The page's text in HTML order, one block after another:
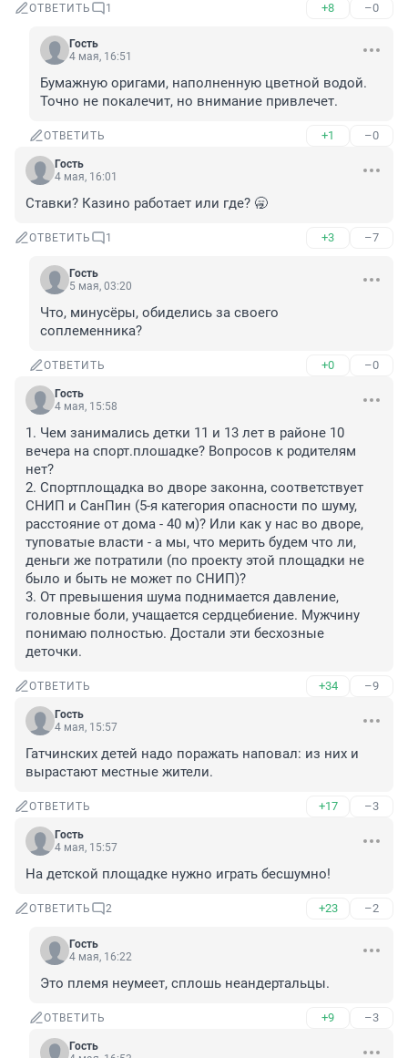
ОТВЕТИТЬ 1 +8 –0
Гость
4 мая, 16:51
Бумажную оригами, наполненную цветной водой.
Точно не покалечит, но внимание привлечет.
ОТВЕТИТЬ +1 –0
Гость
4 мая, 16:01
Ставки? Казино работает или где? 🥱
ОТВЕТИТЬ 1 +3 –7
Гость
5 мая, 03:20
Что, минусёры, обиделись за своего
соплеменника?
ОТВЕТИТЬ +0 –0
Гость
4 мая, 15:58
1. Чем занимались детки 11 и 13 лет в районе 10
вечера на спорт.плошадке? Вопросов к родителям
нет?
2. Спортплощадка во дворе законна, соответствует
СНИП и СанПин (5-я категория опасности по шуму,
расстояние от дома - 40 м)? Или как у нас во дворе,
туповатые власти - а мы, что мерить будем что ли,
деньги же потратили (по проекту этой площадки не
было и быть не может по СНИП)?
3. От превышения шума поднимается давление,
головные боли, учащается сердцебиение. Мужчину
понимаю полностью. Достали эти бесхозные
деточки.
ОТВЕТИТЬ +34 –9
Гость
4 мая, 15:57
Гатчинских детей надо поражать наповал: из них и
вырастают местные жители.
ОТВЕТИТЬ +17 –3
Гость
4 мая, 15:57
На детской площадке нужно играть бесшумно!
ОТВЕТИТЬ 2 +23 –2
Гость
4 мая, 16:22
Это племя неумеет, сплошь неандертальцы.
ОТВЕТИТЬ +9 –3
Гость